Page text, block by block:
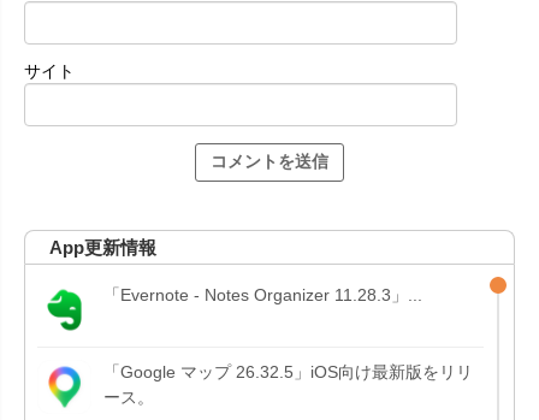
サイト
App更新情報
「Evernote - Notes Organizer 11.28.3」...
「Google マップ 26.32.5」iOS向け最新版をリリ
ース。